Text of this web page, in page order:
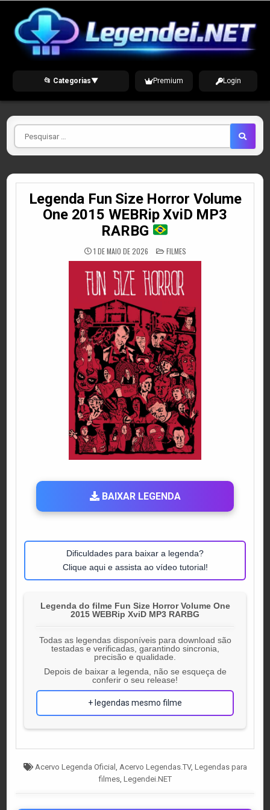
content
📂 Categorias▼ Premium Login
Pesquisar
por
Legenda Fun Size Horror Volume
One 2015 WEBRip XviD MP3
RARBG
1 DE MAIO DE 2026 POSTED
IN
FILMES
BAIXAR LEGENDA
Dificuldades para baixar a legenda?
Clique aqui e assista ao vídeo tutorial!
Legenda do filme Fun Size Horror Volume One
2015 WEBRip XviD MP3 RARBG
Todas as legendas disponíveis para download são
testadas e verificadas, garantindo sincronia,
precisão e qualidade.
Depois de baixar a legenda, não se esqueça de
conferir o seu release!
+ legendas mesmo filme
Tagged
Acervo Legenda Oficial , Acervo Legendas.TV, Legendas para
filmes, Legendei.NET